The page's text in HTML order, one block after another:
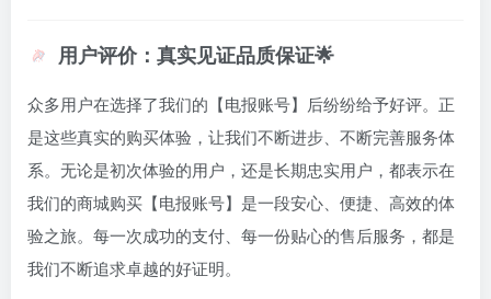
用户评价：真实见证品质保证🌟
众多用户在选择了我们的【电报账号】后纷纷给予好评。正
是这些真实的购买体验，让我们不断进步、不断完善服务体
系。无论是初次体验的用户，还是长期忠实用户，都表示在
我们的商城购买【电报账号】是一段安心、便捷、高效的体
验之旅。每一次成功的支付、每一份贴心的售后服务，都是
我们不断追求卓越的好证明。